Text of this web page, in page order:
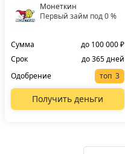
Монеткин
Первый займ под 0 %
Сумма
до 100 000 ₽
Срок
до 365 дней
Одобрение
топ
Получить деньги